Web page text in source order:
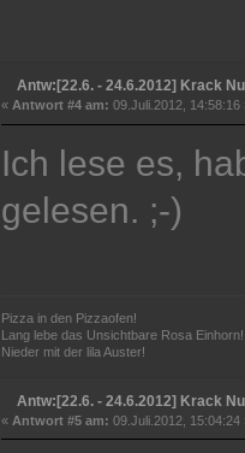
Antw:[22.6. - 24.6.2012] Krack
« Antwort #4 am: 09.Juli.2012, 14:58:16
Ich lese es,
gelesen. ;-)
Pizza in den Pizzaofen!
Lang lebe das Unsichtbare Rosa Einhorn!
Nieder mit der lila Auster!
Antw:[22.6. - 24.6.2012] Krack
« Antwort #5 am: 09.Juli.2012, 15:04:24